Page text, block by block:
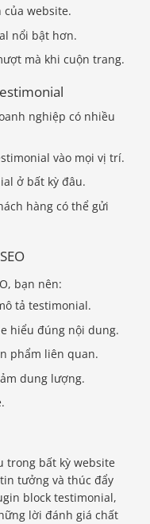
website.
nổi bật hơn.
mà khi cuộn trang.
nghiệp có nhiều
vào mọi vị trí.
ở bất kỳ đâu.
hàng có thể gửi
bạn nên:
tả testimonial.
hiểu đúng nội dung.
phẩm liên quan.
dung lượng.
trong bất kỳ website
tưởng và thúc đẩy
block testimonial,
lời đánh giá chất